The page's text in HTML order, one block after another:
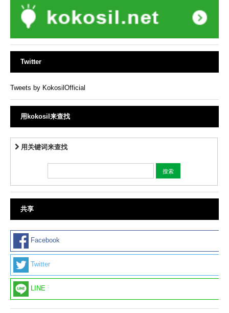
Twitter
Tweets by KokosilOfficial
用kokosil来查找
用关键词来查找
共享
Facebook
Twitter
LINE